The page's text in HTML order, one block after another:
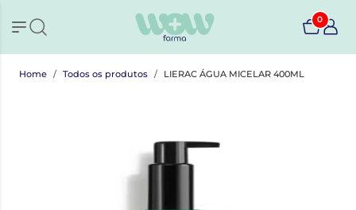
0
Home Todos os produtos LIERAC ÁGUA MICELAR 400ML